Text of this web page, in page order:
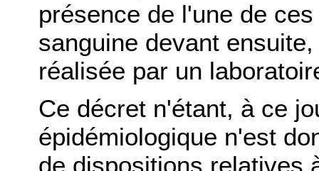
présence de l'une de
sanguine devant
réalisée par un
Ce décret n'étant, à ce
épidémiologique n'est
de dispositions relatives